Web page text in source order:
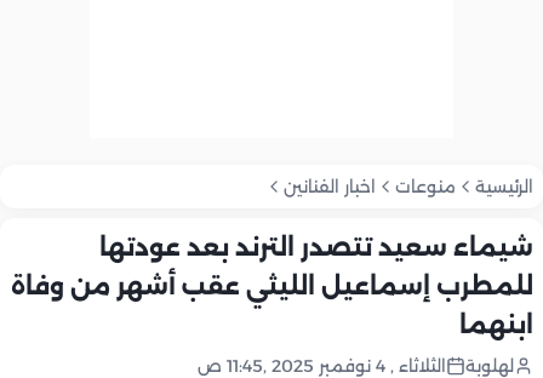
الرئيسية منوعات اخبار الفنانين
شيماء سعيد تتصدر الترند بعد عودتها
للمطرب إسماعيل الليثي عقب أشهر من وفاة
ابنهما
لهلوبة الثلاثاء , 4 نوفمبر 2025 ,11:45 ص